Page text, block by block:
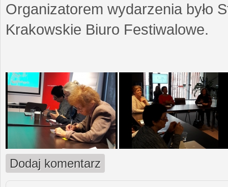
Organizatorem wydarzenia było
Krakowskie Biuro Festiwalowe.
Dodaj komentarz